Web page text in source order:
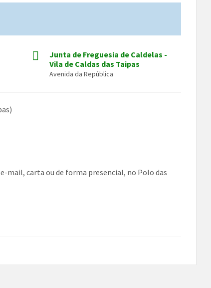
Junta de Freguesia de Caldelas -
Vila de Caldas das Taipas
Avenida da República
mail, carta ou de forma presencial, no Polo das